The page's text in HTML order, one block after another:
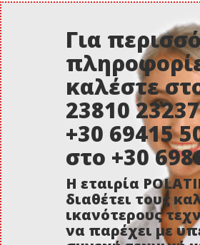
Για
καλέστε
23810
+30 69415
στο +30
Η εταιρία
διαθέτει τους
ικανότερους
να παρέχει με